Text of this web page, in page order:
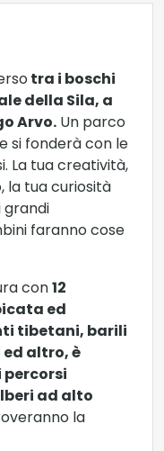
tra i boschi
della Sila, a
Arvo. Un parco
si fonderà con le
La tua creatività,
la tua curiosità
grandi
faranno cose
con12
ed
tibetani, barili
altro, è
ad alto
la